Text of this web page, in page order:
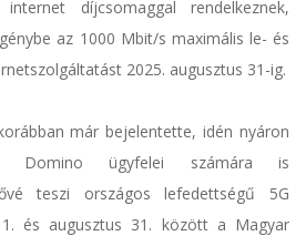
díjcsomaggal rendelkeznek,
az 1000 Mbit/s maximális le- és
2025. augusztus 31-ig.
már bejelentette, idén nyáron
Domino ügyfelei számára is
teszi országos lefedettségű 5G
és augusztus 31. között a Magyar